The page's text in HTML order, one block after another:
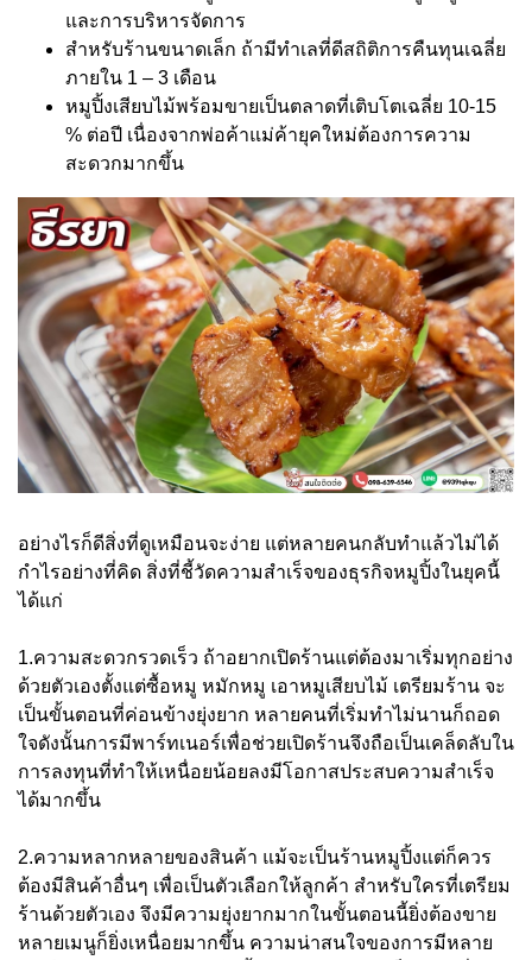
และการบริหารจัดการ
สำหรับร้านขนาดเล็ก ถ้ามีทำเลที่ดีสถิติการคืนทุนเฉลี่ย
ภายใน 1 – 3 เดือน
หมูปิ้งเสียบไม้พร้อมขายเป็นตลาดที่เติบโตเฉลี่ย 10-15
% ต่อปี เนื่องจากพ่อค้าแม่ค้ายุคใหม่ต้องการความ
สะดวกมากขึ้น
อย่างไรก็ดีสิ่งที่ดูเหมือนจะง่าย แต่หลายคนกลับทำแล้วไม่ได้
กำไรอย่างที่คิด สิ่งที่ชี้วัดความสำเร็จของธุรกิจหมูปิ้งในยุคนี้
ได้แก่
1.ความสะดวกรวดเร็ว ถ้าอยากเปิดร้านแต่ต้องมาเริ่มทุกอย่าง
ด้วยตัวเองตั้งแต่ซื้อหมู หมักหมู เอาหมูเสียบไม้ เตรียมร้าน จะ
เป็นขั้นตอนที่ค่อนข้างยุ่งยาก หลายคนที่เริ่มทำไม่นานก็ถอด
ใจดังนั้นการมีพาร์ทเนอร์เพื่อช่วยเปิดร้านจึงถือเป็นเคล็ดลับใน
การลงทุนที่ทำให้เหนื่อยน้อยลงมีโอกาสประสบความสำเร็จ
ได้มากขึ้น
2.ความหลากหลายของสินค้า แม้จะเป็นร้านหมูปิ้งแต่ก็ควร
ต้องมีสินค้าอื่นๆ เพื่อเป็นตัวเลือกให้ลูกค้า สำหรับใครที่เตรียม
ร้านด้วยตัวเอง จึงมีความยุ่งยากมากในขั้นตอนนี้ยิ่งต้องขาย
หลายเมนูก็ยิ่งเหนื่อยมากขึ้น ความน่าสนใจของการมีหลาย